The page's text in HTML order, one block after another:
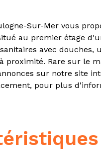
Sur-Mer vous
au premier étage
avec
proximité. Rare sur le
sur notre site
pour plus